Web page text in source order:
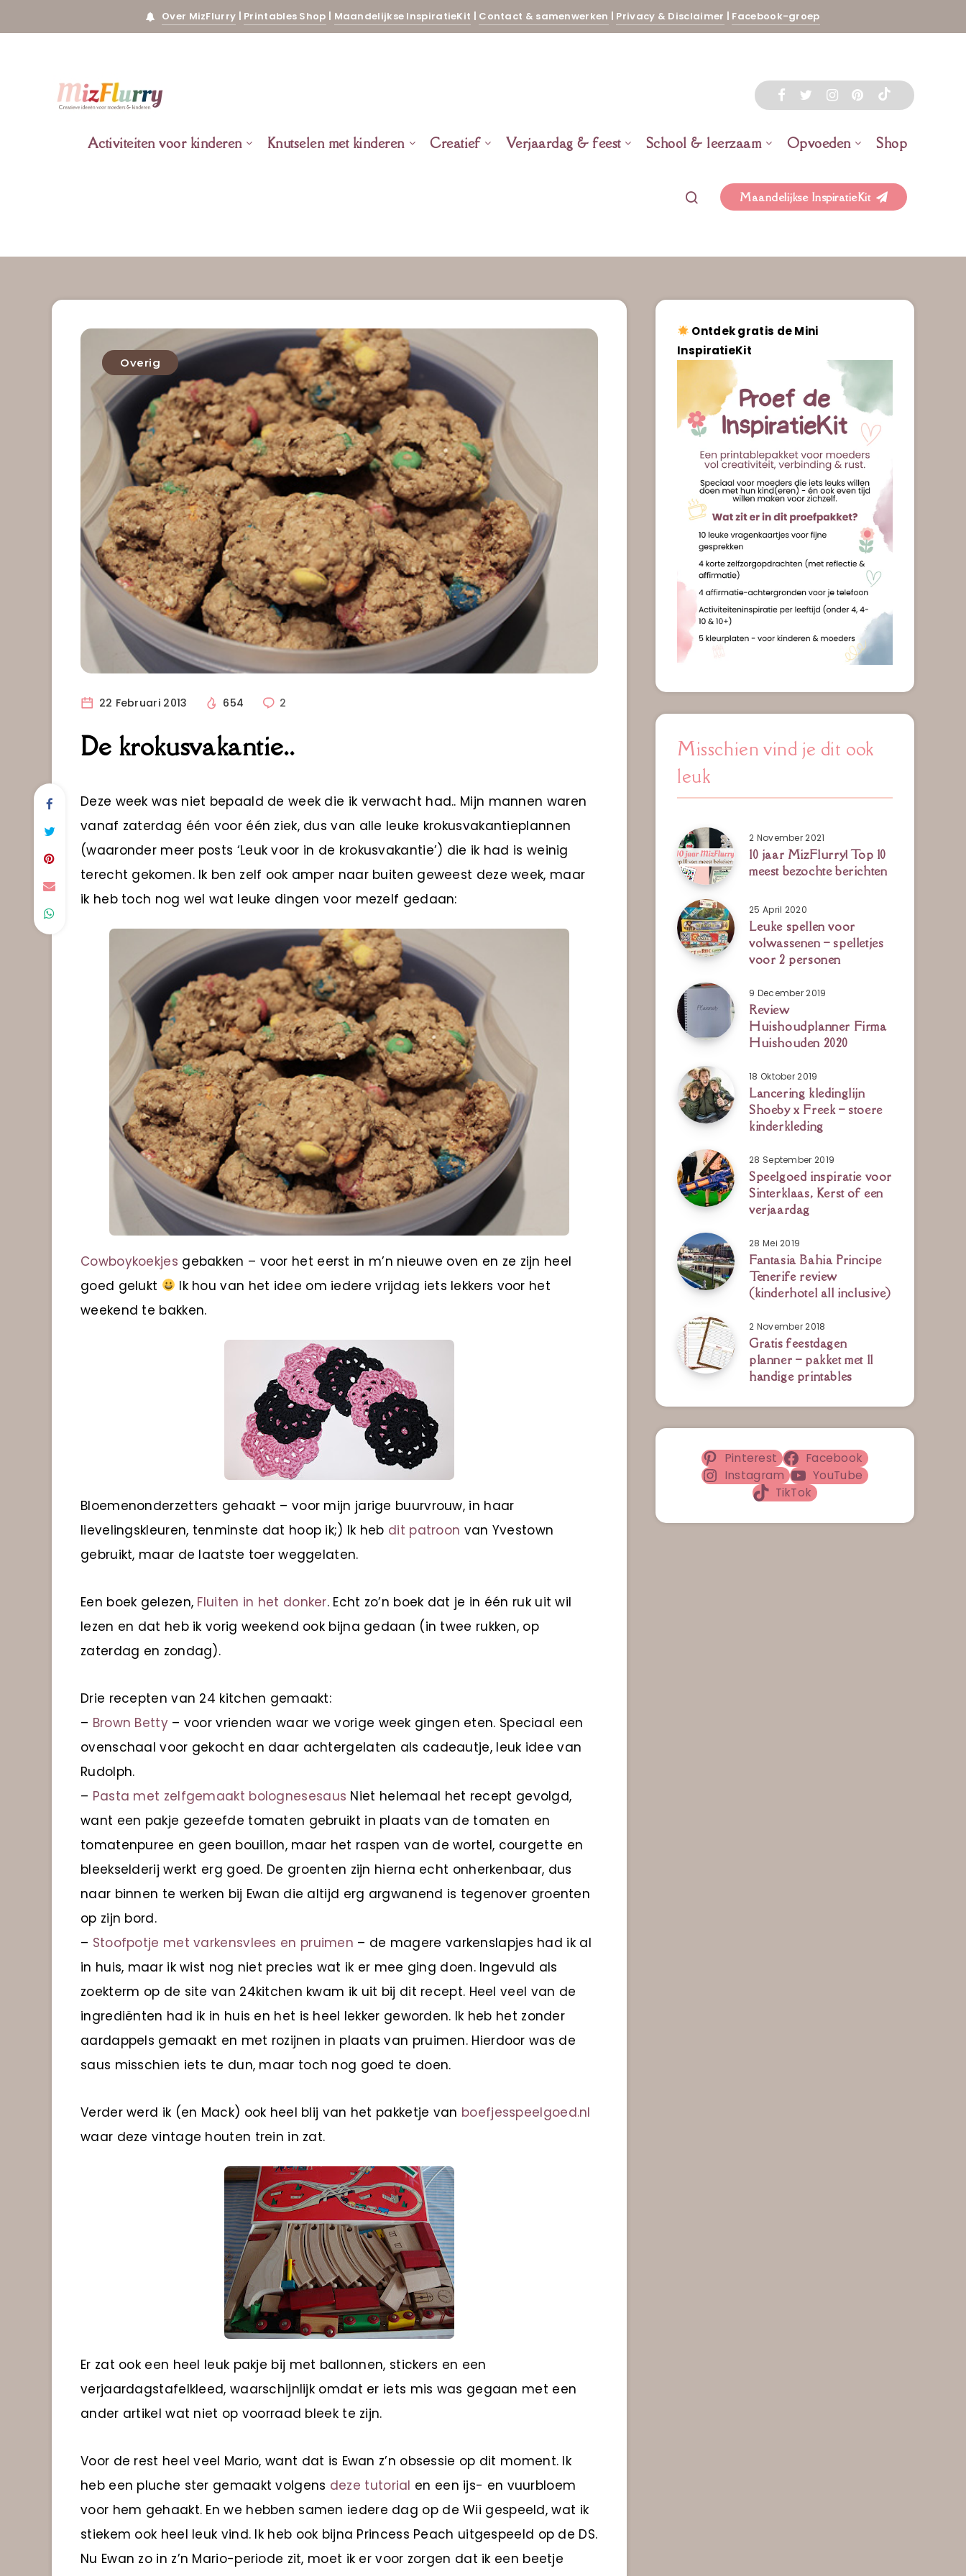
Over MizFlurry | Printables Shop | Maandelijkse InspiratieKit | Contact & samenwerken | Privacy & Disclaimer | Facebook-groep
Activiteiten voor kinderen Knutselen met kinderen Creatief Verjaardag & feest School & leerzaam Opvoeden Shop
Maandelijkse InspiratieKit
Overig
22 Februari 2013 654 2
De krokusvakantie..
Deze week was niet bepaald de week die ik verwacht had.. Mijn mannen waren
vanaf zaterdag één voor één ziek, dus van alle leuke krokusvakantieplannen
(waaronder meer posts ‘Leuk voor in de krokusvakantie’) die ik had is weinig
terecht gekomen. Ik ben zelf ook amper naar buiten geweest deze week, maar
ik heb toch nog wel wat leuke dingen voor mezelf gedaan:
Cowboykoekjes gebakken – voor het eerst in m’n nieuwe oven en ze zijn heel
goed gelukt
Ik hou van het idee om iedere vrijdag iets lekkers voor het
weekend te bakken.
Bloemenonderzetters gehaakt – voor mijn jarige buurvrouw, in haar
lievelingskleuren, tenminste dat hoop ik;) Ik heb dit patroon van Yvestown
gebruikt, maar de laatste toer weggelaten.
Een boek gelezen, Fluiten in het donker. Echt zo’n boek dat je in één ruk uit wil
lezen en dat heb ik vorig weekend ook bijna gedaan (in twee rukken, op
zaterdag en zondag).
Drie recepten van 24 kitchen gemaakt:
– Brown Betty– voor vrienden waar we vorige week gingen eten. Speciaal een
ovenschaal voor gekocht en daar achtergelaten als cadeautje, leuk idee van
Rudolph.
– Pasta met zelfgemaakt bolognesesaus Niet helemaal het recept gevolgd,
want een pakje gezeefde tomaten gebruikt in plaats van de tomaten en
tomatenpuree en geen bouillon, maar het raspen van de wortel, courgette en
bleekselderij werkt erg goed. De groenten zijn hierna echt onherkenbaar, dus
naar binnen te werken bij Ewan die altijd erg argwanend is tegenover groenten
op zijn bord.
– Stoofpotje met varkensvlees en pruimen – de magere varkenslapjes had ik al
in huis, maar ik wist nog niet precies wat ik er mee ging doen. Ingevuld als
zoekterm op de site van 24kitchen kwam ik uit bij dit recept. Heel veel van de
ingrediënten had ik in huis en het is heel lekker geworden. Ik heb het zonder
aardappels gemaakt en met rozijnen in plaats van pruimen. Hierdoor was de
saus misschien iets te dun, maar toch nog goed te doen.
Verder werd ik (en Mack) ook heel blij van het pakketje van boefjesspeelgoed.nl
waar deze vintage houten trein in zat.
Er zat ook een heel leuk pakje bij met ballonnen, stickers en een
verjaardagstafelkleed, waarschijnlijk omdat er iets mis was gegaan met een
ander artikel wat niet op voorraad bleek te zijn.
Voor de rest heel veel Mario, want dat is Ewan z’n obsessie op dit moment. Ik
heb een pluche ster gemaakt volgens deze tutorial en een ijs- en vuurbloem
voor hem gehaakt. En we hebben samen iedere dag op de Wii gespeeld, wat ik
stiekem ook heel leuk vind. Ik heb ook bijna Princess Peach uitgespeeld op de DS.
Nu Ewan zo in z’n Mario-periode zit, moet ik er voor zorgen dat ik een beetje
Ontdek gratis de Mini
InspiratieKit
Misschien vind je dit ook
leuk
2 November 2021
10 jaar MizFlurry! Top 10
meest bezochte berichten
25 April 2020
Leuke spellen voor
volwassenen – spelletjes
voor 2 personen
9 December 2019
Review
Huishoudplanner Firma
Huishouden 2020
18 Oktober 2019
Lancering kledinglijn
Shoeby x Freek – stoere
kinderkleding
28 September 2019
Speelgoed inspiratie voor
Sinterklaas, Kerst of een
verjaardag
28 Mei 2019
Fantasia Bahia Principe
Tenerife review
(kinderhotel all inclusive)
2 November 2018
Gratis feestdagen
planner – pakket met 11
handige printables
Pinterest
Facebook
Instagram
YouTube
TikTok